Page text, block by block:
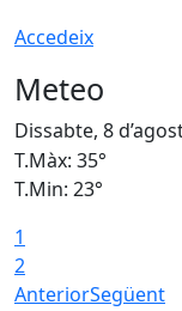
Accedeix
Meteo
Dissabte, 8
T.Màx: 35°
T.Min: 23°
1
2
AnteriorSegüent